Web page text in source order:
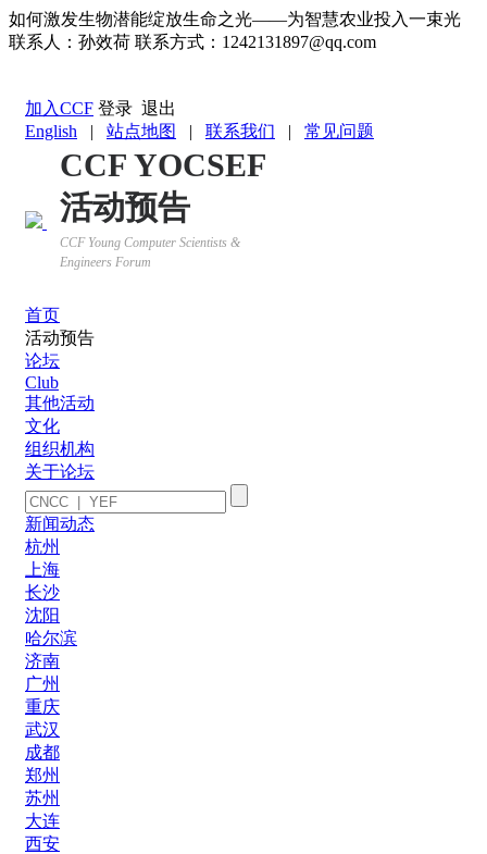
如何激发生物潜能绽放生命之光——为智慧农业投入一束光
联系人：孙效荷 联系方式：1242131897@qq.com
加入CCF 登录 退出
English | 站点地图 | 联系我们 | 常见问题
CCF YOCSEF
活动预告
CCF Young Computer Scientists &
Engineers Forum
首页
活动预告
论坛
Club
其他活动
文化
组织机构
关于论坛
新闻动态
杭州
上海
长沙
沈阳
哈尔滨
济南
广州
重庆
武汉
成都
郑州
苏州
大连
西安